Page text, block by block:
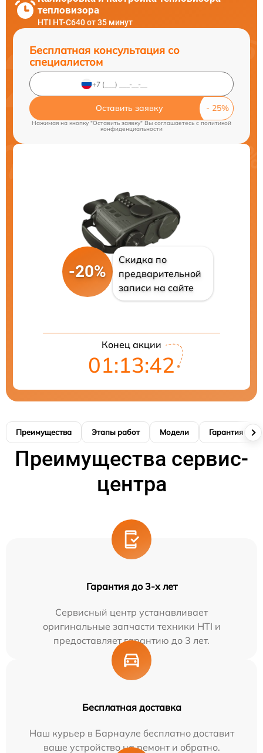
тепловизора
HTI HT-C640 от 35 минут
Бесплатная консультация со
специалистом
Оставить заявку
Нажимая на кнопку "Оставить заявку" Вы соглашаетесь cполитикой
конфиденциальности
-20%
Скидка по
предварительной
записи на сайте
Конец акции
01:13:41
Преимущества Этапы работ Модели Гарантия
Преимущества сервис-
центра
Гарантия до 3-х лет
Сервисный центр устанавливает
оригинальные запчасти техники HTI и
предоставляет гарантию до 3 лет.
Бесплатная доставка
Наш курьер в Барнауле бесплатно доставит
ваше устройство на ремонт и обратно.